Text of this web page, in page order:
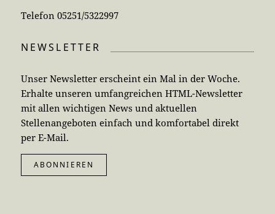
Telefon 05251/5322997
NEWSLETTER
Unser Newsletter erscheint ein Mal in der Woche.
Erhalte unseren umfangreichen HTML-Newsletter
mit allen wichtigen News und aktuellen
Stellenangeboten einfach und komfortabel direkt
per E-Mail.
ABONNIEREN